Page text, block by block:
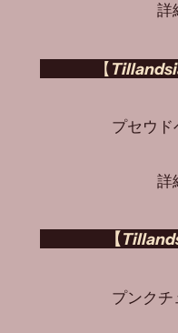
詳
【
プセウド
詳
【
プンクチ